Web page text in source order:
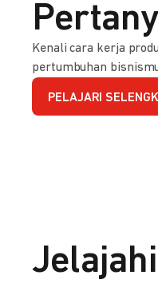
Kenali cara kerja
pertumbuhan
PELAJARI